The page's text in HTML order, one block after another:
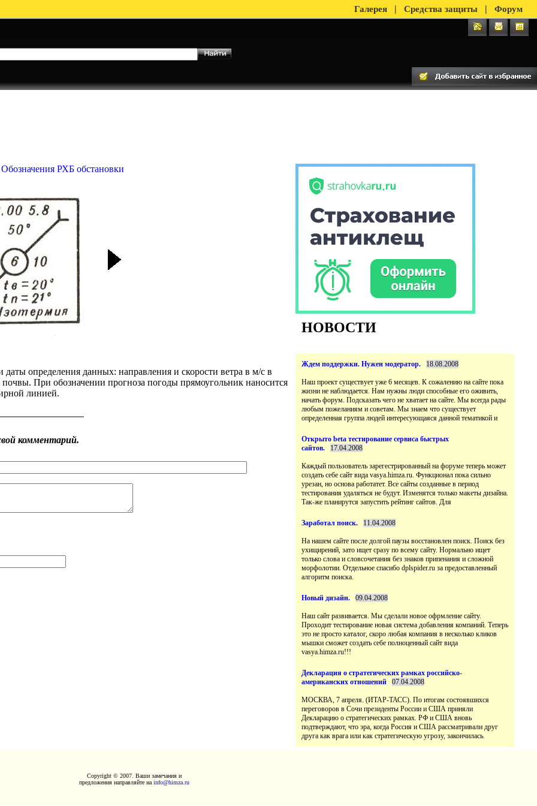
Галерея | Средства защиты | Форум
определения данных: направления и скорости ветра в м/с в
При обозначении прогноза погоды прямоугольник наносится
НОВОСТИ
Наш проект существует уже 6 месяцев. К сожалению на сайте пока
жизни не наблюдается. Нам нужны люди способные его оживить,
начать форум. Подсказать чего не хватает на сайте. Мы всегда рады
любым пожеланиям и советам. Мы знаем что существует
Открыто beta тестирование сервиса быстрых
Каждый пользователь зарегестрированный на форуме теперь может
создать себе сайт вида vasya.himza.ru. Функционал пока сильно
урезан, но основа работатет. Все сайты созданные в период
тестирования удаляться не будут. Изменятся только макеты дизайна.
На нашем сайте после долгой паузы восстановлен поиск. Поиск без
ухищирений, зато ищет сразу по всему сайту. Нормально ищет
только слова и словсочетания без знаков припенания и сложной
морфолотии. Отдельное спасибо dplspider.ru за предоставленный
Наш сайт развивается. Мы сделали новое офрмление сайту.
Проходит тестирование новая система добавления компаний. Теперь
это не просто каталог, скоро любая компания в несколько кликов
мышки сможет создать себе полноценный сайт вида
vasya.himza.ru!!!
МОСКВА, 7 апреля. (ИТАР-ТАСС). По итогам состоявшихся
переговоров в Сочи президенты России и США приняли
Декларацию о стратегических рамках. РФ и США вновь
подтверждают, что эра, когда Россия и США рассматривали друг
Copyright © 2007. Ваши замечания и
предложения направляйте на